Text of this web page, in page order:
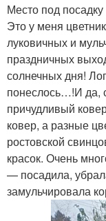
Место под
Это у меня
луковичных и
праздничных
солнечных дня!
понеслось…!И да,
причудливый
ковер, а разные
ростовской
красок. Очень
— посадила,
замульчировала